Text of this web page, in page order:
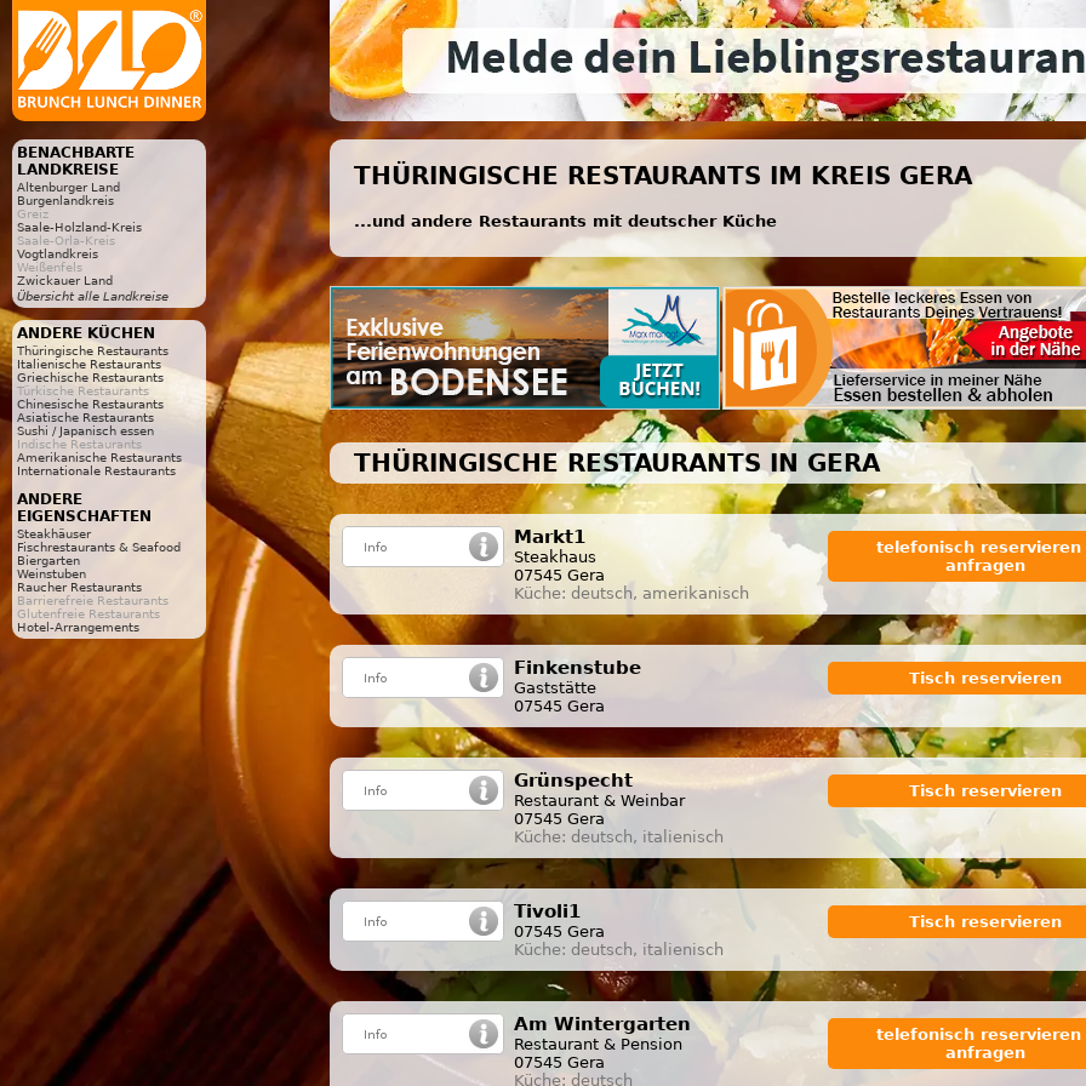
BENACHBARTE
LANDKREISE
Altenburger Land
Burgenlandkreis
Greiz
Saale-Holzland-Kreis
Saale-Orla-Kreis
Vogtlandkreis
Weißenfels
Zwickauer Land
Übersicht alle Landkreise
ANDERE KÜCHEN
Thüringische Restaurants
Italienische Restaurants
Griechische Restaurants
Türkische Restaurants
Chinesische Restaurants
Asiatische Restaurants
Sushi / Japanisch essen
Indische Restaurants
Amerikanische Restaurants
Internationale Restaurants
ANDERE
EIGENSCHAFTEN
Steakhäuser
Fischrestaurants & Seafood
Biergarten
Weinstuben
Raucher Restaurants
Barrierefreie Restaurants
Glutenfreie Restaurants
Hotel-Arrangements
THÜRINGISCHE RESTAURANTS IM KREIS GERA
...und andere Restaurants mit deutscher Küche
THÜRINGISCHE RESTAURANTS IN GERA
Markt1
Steakhaus
07545 Gera
Küche: deutsch, amerikanisch
telefonisch reservieren
anfragen
Finkenstube
Gaststätte
07545 Gera
Tisch reservieren
Grünspecht
Restaurant & Weinbar
07545 Gera
Küche: deutsch, italienisch
Tisch reservieren
Tivoli1
07545 Gera
Küche: deutsch, italienisch
Tisch reservieren
Am Wintergarten
Restaurant & Pension
07545 Gera
Küche: deutsch
telefonisch reservieren
anfragen